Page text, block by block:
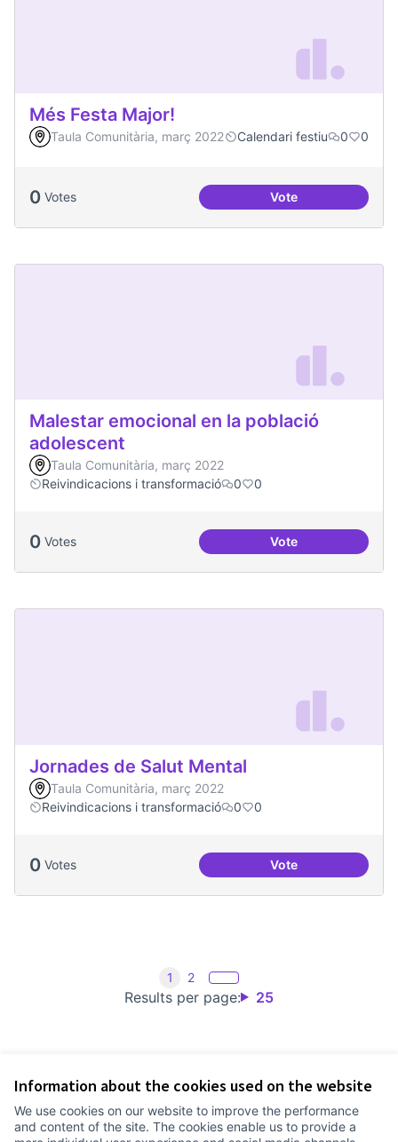
Information about the cookies used on the website
We use cookies on our website to improve the performance
and content of the site. The cookies enable us to provide a
Més Festa Major!
Taula Comunitària, març 2022 Calendari festiu 0 0
0 Votes VoteMés Festa Major!
Malestar emocional en la població
adolescent
Taula Comunitària, març 2022
Reivindicacions i transformació
0 0
0 Votes VoteMalestar
Jornades de Salut Mental
Taula Comunitària, març 2022
Reivindicacions i transformació
0 0
0 Votes VoteJornades de Salut
Results per page: 25
1 2
Cookie settings
Comunitat Canòdrom at Facebook
(External link)
Comunitat Canòdrom at Instagram
(External link)
Comunitat Canòdrom at YouTube
(External link)
English